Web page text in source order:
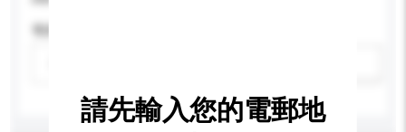
請先輸入您的電郵地